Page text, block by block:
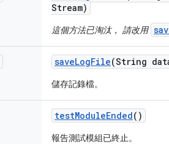
Stream)
這個方法已淘汰， 請改用
saveLogFile(String
儲存記錄檔。
testModuleEnded()
報告測試模組已終止。